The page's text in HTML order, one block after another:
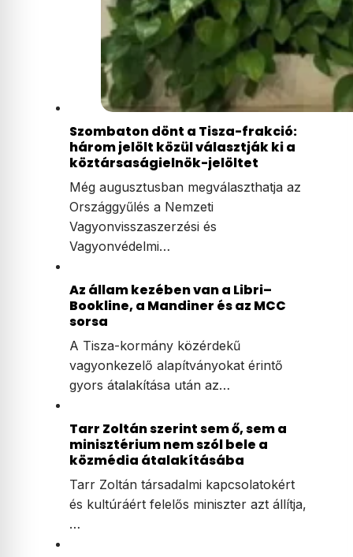
Szombaton dönt a Tisza-frakció:
három jelölt közül választják ki a
köztársaságielnök-jelöltet
Még augusztusban megválaszthatja az
Országgyűlés a Nemzeti
Vagyonvisszaszerzési és
Vagyonvédelmi…
Az állam kezében van a Libri–
Bookline, a Mandiner és az MCC
sorsa
A Tisza-kormány közérdekű
vagyonkezelő alapítványokat érintő
gyors átalakítása után az…
Tarr Zoltán szerint sem ő, sem a
minisztérium nem szól bele a
közmédia átalakításába
Tarr Zoltán társadalmi kapcsolatokért
és kultúráért felelős miniszter azt állítja,
…